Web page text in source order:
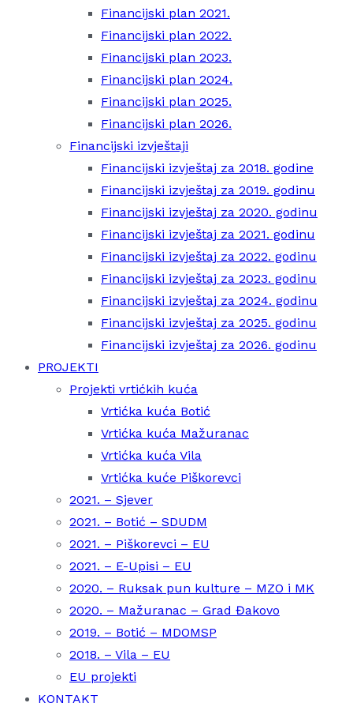
Financijski plan 2021.
Financijski plan 2022.
Financijski plan 2023.
Financijski plan 2024.
Financijski plan 2025.
Financijski plan 2026.
Financijski izvještaji
Financijski izvještaj za 2018. godine
Financijski izvještaj za 2019. godinu
Financijski izvještaj za 2020. godinu
Financijski izvještaj za 2021. godinu
Financijski izvještaj za 2022. godinu
Financijski izvještaj za 2023. godinu
Financijski izvještaj za 2024. godinu
Financijski izvještaj za 2025. godinu
Financijski izvještaj za 2026. godinu
PROJEKTI
Projekti vrtićkih kuća
Vrtićka kuća Botić
Vrtićka kuća Mažuranac
Vrtićka kuća Vila
Vrtićka kuće Piškorevci
2021. – Sjever
2021. – Botić – SDUDM
2021. – Piškorevci – EU
2021. – E-Upisi – EU
2020. – Ruksak pun kulture – MZO i MK
2020. – Mažuranac – Grad Đakovo
2019. – Botić – MDOMSP
2018. – Vila – EU
EU projekti
KONTAKT